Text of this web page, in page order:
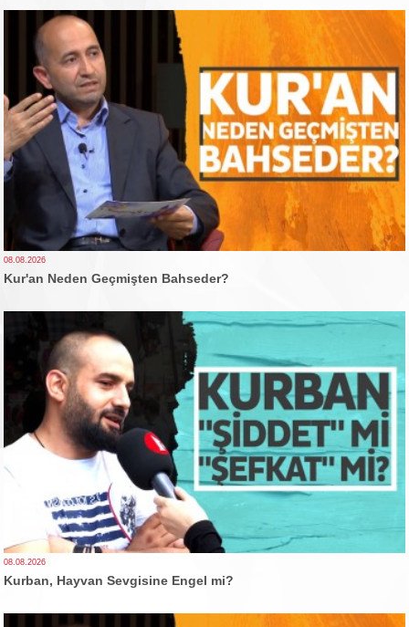
08.08.2026
Kur'an Neden Geçmişten Bahseder?
08.08.2026
Kurban, Hayvan Sevgisine Engel mi?